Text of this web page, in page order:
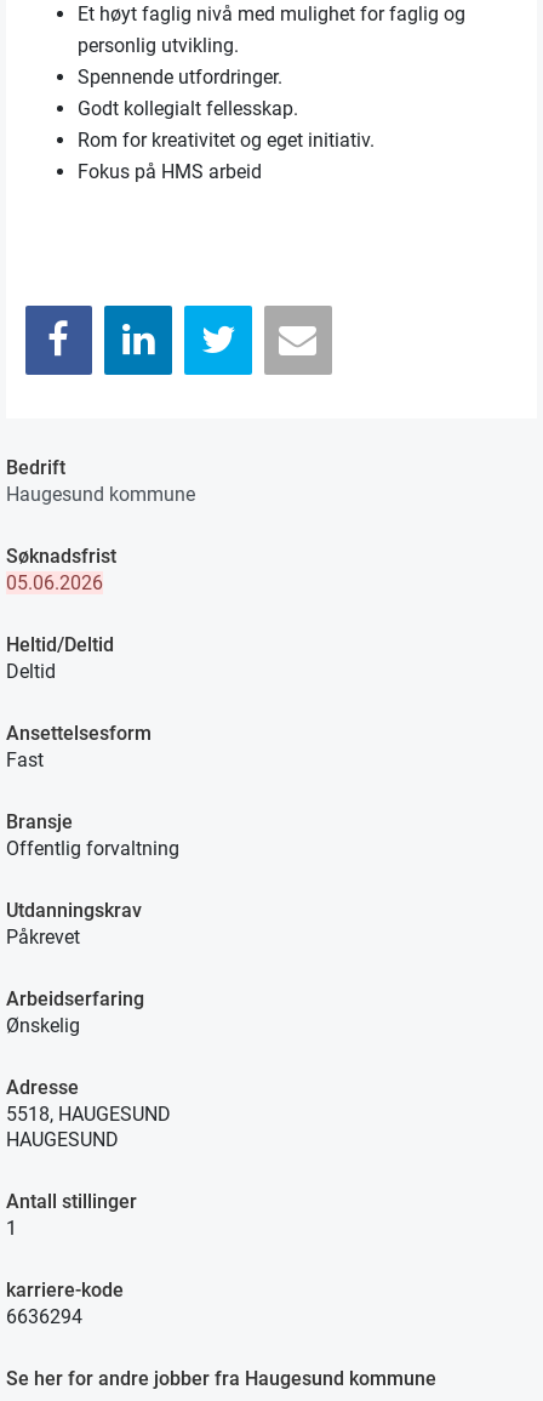
Et høyt faglig nivå med mulighet for faglig og
personlig utvikling.
Spennende utfordringer.
Godt kollegialt fellesskap.
Rom for kreativitet og eget initiativ.
Fokus på HMS arbeid
Bedrift
Haugesund kommune
Søknadsfrist
05.06.2026
Heltid/Deltid
Deltid
Ansettelsesform
Fast
Bransje
Offentlig forvaltning
Utdanningskrav
Påkrevet
Arbeidserfaring
Ønskelig
Adresse
5518, HAUGESUND
HAUGESUND
Antall stillinger
1
karriere-kode
6636294
Se her for andre jobber fra Haugesund kommune